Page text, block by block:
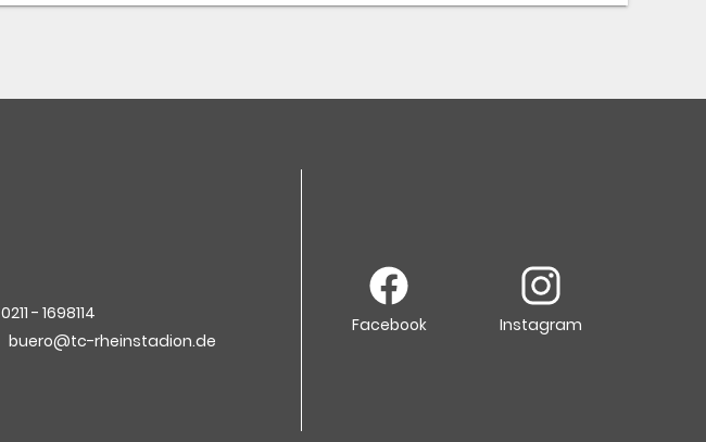
0211 - 1698114
buero@tc-rheinstadion.de
Facebook Instagram